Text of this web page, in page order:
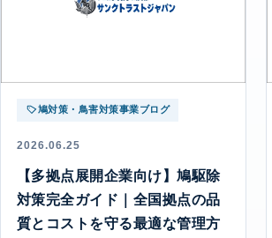
鳩対策・鳥害対策事業ブログ
2026.06.25
【多拠点展開企業向け】鳩駆除
対策完全ガイド｜全国拠点の品
質とコストを守る最適な管理方